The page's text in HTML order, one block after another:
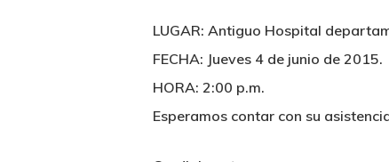
LUGAR: Antiguo Hospital
FECHA: Jueves 4 de junio de 2015.
HORA: 2:00 p.m.
Esperamos contar con su